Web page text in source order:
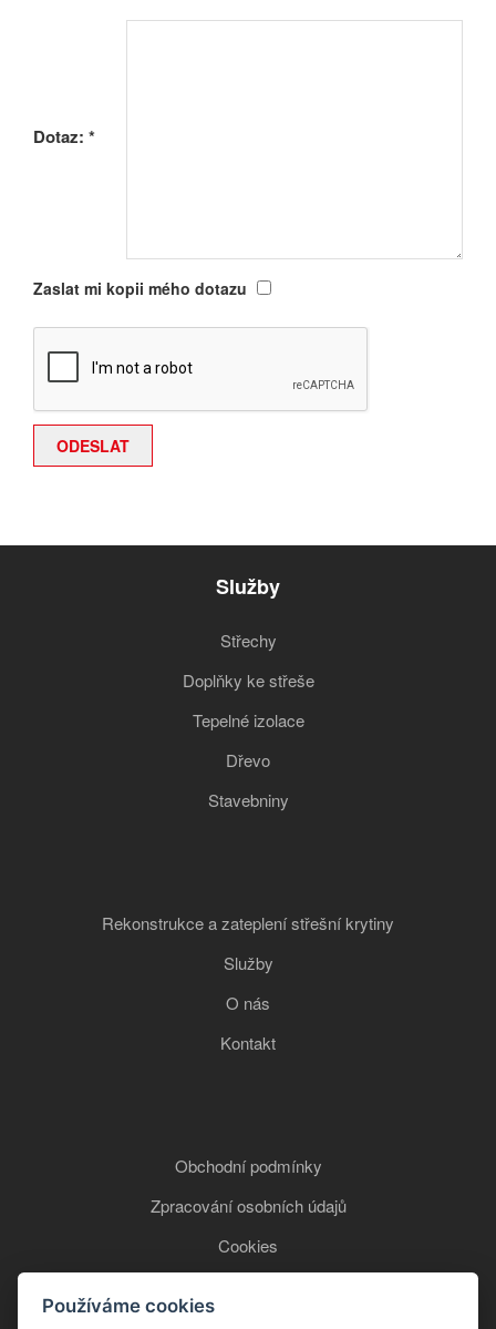
Dotaz: *
Zaslat mi kopii mého dotazu
Služby
Střechy
Doplňky ke střeše
Tepelné izolace
Dřevo
Stavebniny
Rekonstrukce a zateplení střešní krytiny
Služby
O nás
Kontakt
Obchodní podmínky
Zpracování osobních údajů
Cookies
Používáme cookies